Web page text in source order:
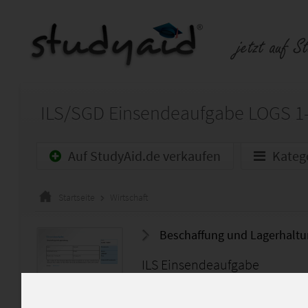
Auf StudyAid.de verkaufen
Startseite Wirtschaft
Beschaffung und
ILS Einsendeaufgabe